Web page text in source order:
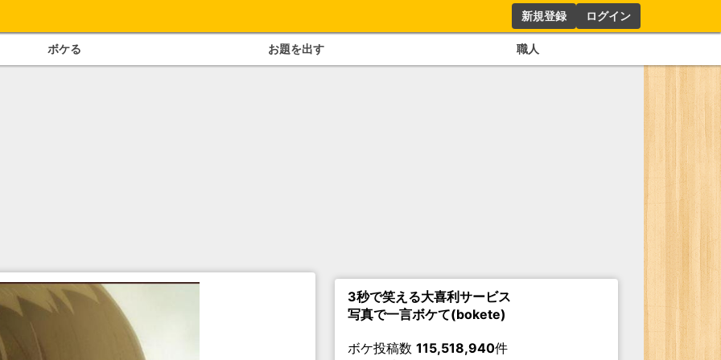
新規登録 ログイン
ボケる お題を出す 職人
3秒で笑える大喜利サービス
写真で一言ボケて(bokete)
ボケ投稿数 115,518,940件